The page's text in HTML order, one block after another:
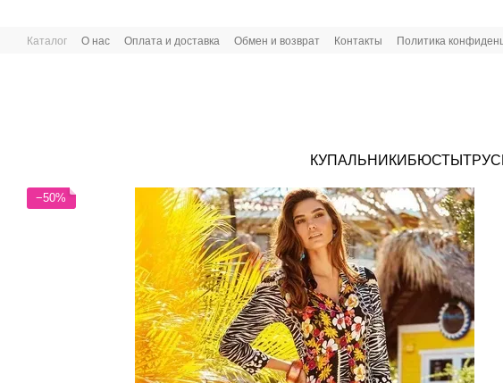
Каталог О нас Оплата и доставка Обмен и возврат Контакты Политика
КУПАЛЬНИКИ БЮСТЫ
−50%